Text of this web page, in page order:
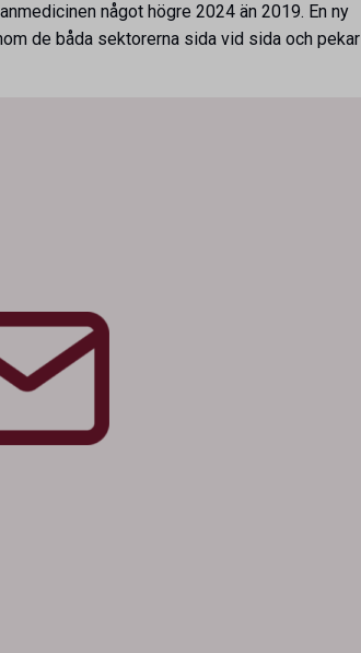
något högre 2024 än 2019. En ny
de båda sektorerna sida vid sida och pekar